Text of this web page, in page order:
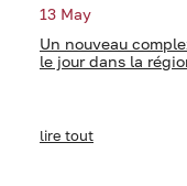
13 May
Un nouveau
le jour dans la
lire tout